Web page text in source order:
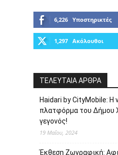
6,226 Υποστηρικτές
1,297 Ακόλουθοι
ΤΕΛΕΥΤΑΙΑ ΑΡΘΡΑ
Haidari by CityMobile: Η
πλατφόρμα του Δήμου
γεγονός!
19 Μαΐου, 2024
Έκθεση Ζωγραφική: